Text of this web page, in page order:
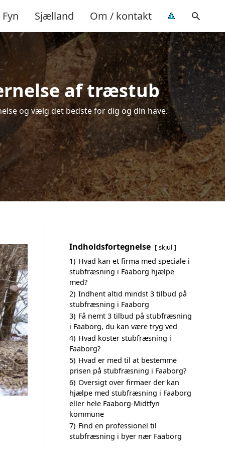
Fyn Sjælland Om / kontakt
af træstub
og vælg det bedste for dig og din have.
Indholdsfortegnelse skjul
1) Hvad kan et firma med speciale i
stubfræsning i Faaborg hjælpe
med?
2) Indhent altid mindst 3 tilbud på
stubfræsning i Faaborg
3) Få nemt 3 tilbud på stubfræsning
i Faaborg, du kan være tryg ved
4) Hvad koster stubfræsning i
Faaborg?
5) Hvad er med til at bestemme
prisen på stubfræsning i Faaborg?
6) Oversigt over firmaer der kan
hjælpe med stubfræsning i Faaborg
eller hele Faaborg-Midtfyn
kommune
7) Find en professionel til
stubfræsning i byer nær Faaborg